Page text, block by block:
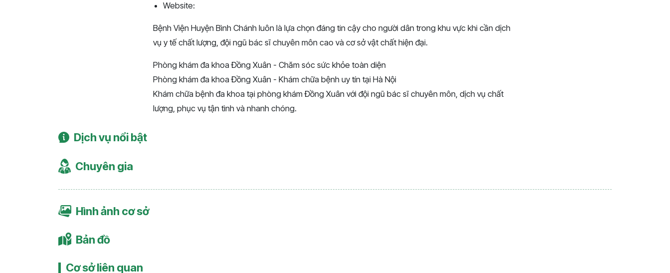
Website:
Bệnh Viện Huyện Bình Chánh luôn là lựa chọn đáng tin cậy cho người dân trong khu vực khi cần dịch
vụ y tế chất lượng, đội ngũ bác sĩ chuyên môn cao và cơ sở vật chất hiện đại.
Phòng khám đa khoa Đồng Xuân - Chăm sóc sức khỏe toàn diện
Phòng khám đa khoa Đồng Xuân - Khám chữa bệnh uy tín tại Hà Nội
Khám chữa bệnh đa khoa tại phòng khám Đồng Xuân với đội ngũ bác sĩ chuyên môn, dịch vụ chất
lượng, phục vụ tận tình và nhanh chóng.
Dịch vụ nổi bật
Chuyên gia
Hình ảnh cơ sở
Bản đồ
Cơ sở liên quan